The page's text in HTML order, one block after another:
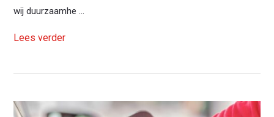
wij duurzaamhe ...
Lees verder